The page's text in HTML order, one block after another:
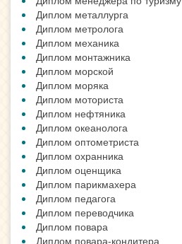
Диплом металлурга
Диплом метролога
Диплом механика
Диплом монтажника
Диплом морской
Диплом моряка
Диплом моториста
Диплом нефтяника
Диплом океанолога
Диплом оптометриста
Диплом охранника
Диплом оценщика
Диплом парикмахера
Диплом педагога
Диплом переводчика
Диплом повара
Диплом повара-кондитера